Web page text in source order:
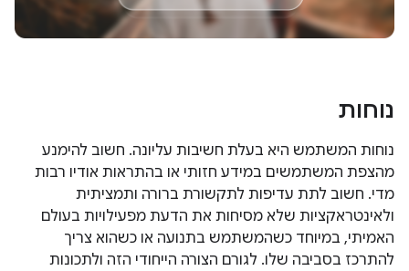
נוחות
נוחות המשתמש היא בעלת חשיבות עליונה. חשוב להימנע
מהצפת המשתמשים במידע חזותי או בהתראות אודיו רבות
מדי. חשוב לתת עדיפות לתקשורת ברורה ותמציתית
ולאינטראקציות שלא מסיחות את הדעת מפעילויות בעולם
האמיתי, במיוחד כשהמשתמש בתנועה או כשהוא צריך
להתרכז בסביבה שלו. לגורם הצורה הייחודי הזה ולתכונות